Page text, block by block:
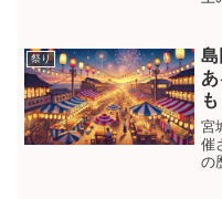
ど
祭
祭り
島
も
宮
催
の